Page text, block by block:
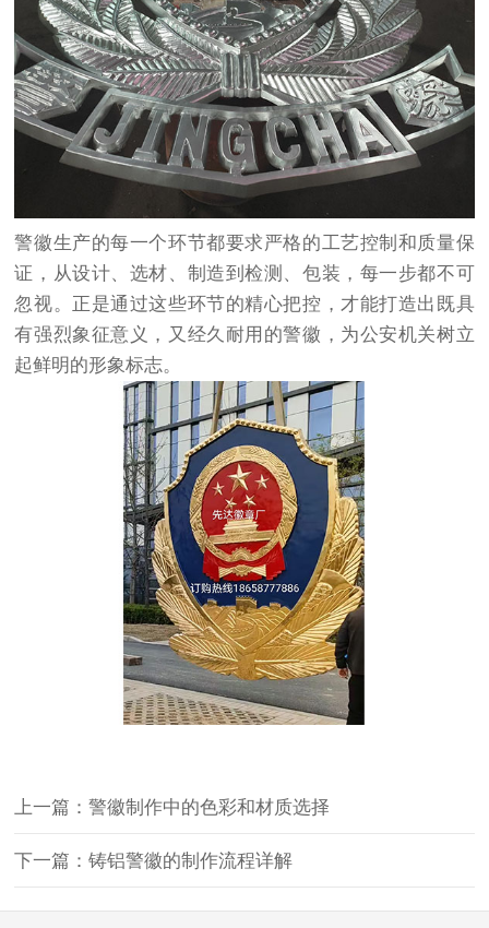
警徽生产的每一个环节都要求严格的工艺控制和质量保
证，从设计、选材、制造到检测、包装，每一步都不可
忽视。正是通过这些环节的精心把控，才能打造出既具
有强烈象征意义，又经久耐用的警徽，为公安机关树立
起鲜明的形象标志。
上一篇：警徽制作中的色彩和材质选择
下一篇：铸铝警徽的制作流程详解